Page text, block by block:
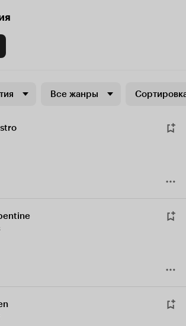
Все жанры